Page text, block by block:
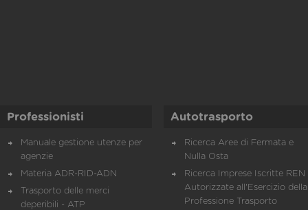
Professionisti
Manuale gestione utenze per
agenzie
Materia ADR-RID-ADN
Trasporto delle merci
deperibili - ATP
Autotrasporto
Ricerca Aree di Fermata e
Nulla Osta
Ricerca Imprese Iscritte REN
Autorizzate all'Esercizio della
Professione Trasporto